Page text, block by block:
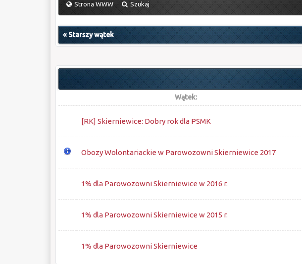
Strona WWW Szukaj
« Starszy wątek
Wątek:
[RK] Skierniewice: Dobry rok dla PSMK
Obozy Wolontariackie w Parowozowni Skierniewice 2017
1% dla Parowozowni Skierniewice w 2016 r.
1% dla Parowozowni Skierniewice w 2015 r.
1% dla Parowozowni Skierniewice